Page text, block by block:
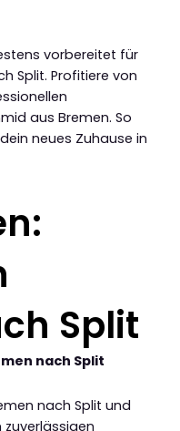
vorbereitet für
Split. Profitiere von
aus Bremen. So
neues Zuhause in
Split
nach Split
nach Split und